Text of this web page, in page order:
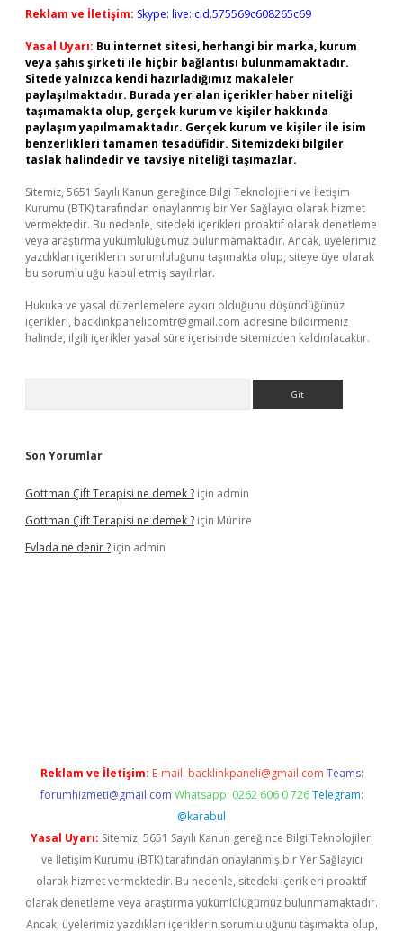
Reklam ve İletişim: Skype: live:.cid.575569c608265c69
Yasal Uyarı: Bu internet sitesi, herhangi bir marka, kurum
veya şahıs şirketi ile hiçbir bağlantısı bulunmamaktadır.
Sitede yalnızca kendi hazırladığımız makaleler
paylaşılmaktadır. Burada yer alan içerikler haber niteliği
taşımamakta olup, gerçek kurum ve kişiler hakkında
paylaşım yapılmamaktadır. Gerçek kurum ve kişiler ile isim
benzerlikleri tamamen tesadüfidir. Sitemizdeki bilgiler
taslak halindedir ve tavsiye niteliği taşımazlar.
Sitemiz, 5651 Sayılı Kanun gereğince Bilgi Teknolojileri ve İletişim
Kurumu (BTK) tarafından onaylanmış bir Yer Sağlayıcı olarak hizmet
vermektedir. Bu nedenle, sitedeki içerikleri proaktif olarak denetleme
veya araştırma yükümlülüğümüz bulunmamaktadır. Ancak, üyelerimiz
yazdıkları içeriklerin sorumluluğunu taşımakta olup, siteye üye olarak
bu sorumluluğu kabul etmiş sayılırlar.
Hukuka ve yasal düzenlemelere aykırı olduğunu düşündüğünüz
içerikleri, backlinkpanelicomtr@gmail.com adresine bildirmeniz
halinde, ilgili içerikler yasal süre içerisinde sitemizden kaldırılacaktır.
Son Yorumlar
Gottman Çift Terapisi ne demek ? için admin
Gottman Çift Terapisi ne demek ? için Münire
Evlada ne denir ? için admin
Reklam ve İletişim: E-mail: backlinkpaneli@gmail.com Teams:
forumhizmeti@gmail.com Whatsapp: 0262 606 0 726 Telegram:
@karabul
Yasal Uyarı: Sitemiz, 5651 Sayılı Kanun gereğince Bilgi Teknolojileri
ve İletişim Kurumu (BTK) tarafından onaylanmış bir Yer Sağlayıcı
olarak hizmet vermektedir. Bu nedenle, sitedeki içerikleri proaktif
olarak denetleme veya araştırma yükümlülüğümüz bulunmamaktadır.
Ancak, üyelerimiz yazdıkları içeriklerin sorumluluğunu taşımakta olup,